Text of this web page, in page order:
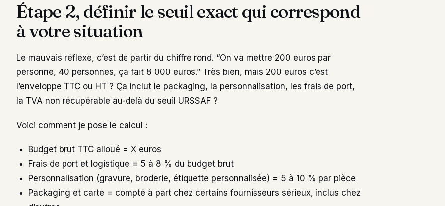
Étape 2, définir le seuil exact qui correspond
à votre situation
Le mauvais réflexe, c’est de partir du chiffre rond. “On va mettre 200 euros par
personne, 40 personnes, ça fait 8 000 euros.” Très bien, mais 200 euros c’est
l’enveloppe TTC ou HT ? Ça inclut le packaging, la personnalisation, les frais de port,
la TVA non récupérable au-delà du seuil URSSAF ?
Voici comment je pose le calcul :
Budget brut TTC alloué = X euros
Frais de port et logistique = 5 à 8 % du budget brut
Personnalisation (gravure, broderie, étiquette personnalisée) = 5 à 10 % par pièce
Packaging et carte = compté à part chez certains fournisseurs sérieux, inclus chez